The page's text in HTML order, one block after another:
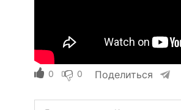
0 0 Поделиться